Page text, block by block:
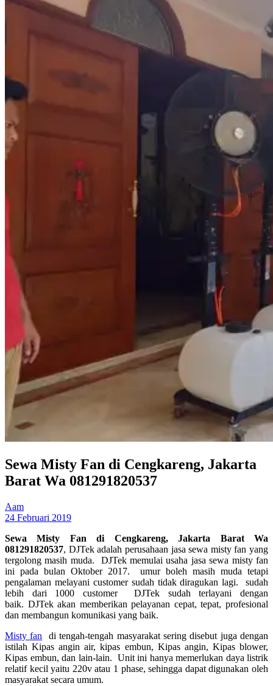
Sewa Misty Fan di Cengkareng, Jakarta
Barat Wa 081291820537
Aam
24 Februari 2019
Sewa Misty Fan di Cengkareng, Jakarta Barat Wa
081291820537, DJTek adalah perusahaan jasa sewa misty fan yang
tergolong masih muda. DJTek memulai usaha jasa sewa misty fan
ini pada bulan Oktober 2017. umur boleh masih muda tetapi
pengalaman melayani customer sudah tidak diragukan lagi. sudah
lebih dari 1000 customer DJTek sudah terlayani dengan
baik. DJTek akan memberikan pelayanan cepat, tepat, profesional
dan membangun komunikasi yang baik.
Misty fan di tengah-tengah masyarakat sering disebut juga dengan
istilah Kipas angin air, kipas embun, Kipas angin, Kipas blower,
Kipas embun, dan lain-lain. Unit ini hanya memerlukan daya listrik
relatif kecil yaitu 220v atau 1 phase, sehingga dapat digunakan oleh
masyarakat secara umum.